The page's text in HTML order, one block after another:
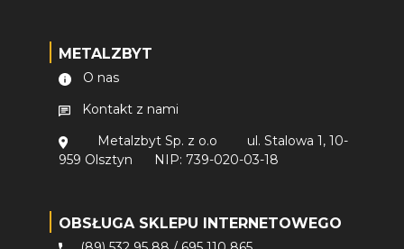
METALZBYT
O nas
Kontakt z nami
Metalzbyt Sp. z o.o
ul. Stalowa 1, 10-
959 Olsztyn
NIP: 739-020-03-18
OBSŁUGA SKLEPU INTERNETOWEGO